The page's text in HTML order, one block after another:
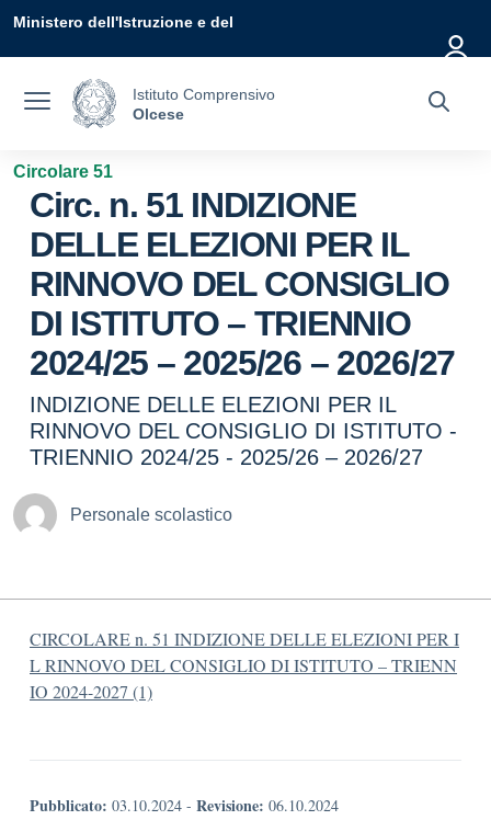
Ministero dell'Istruzione e del
Istituto Comprensivo
Olcese
Circolare 51
Circ. n. 51 INDIZIONE
DELLE ELEZIONI PER IL
RINNOVO DEL CONSIGLIO
DI ISTITUTO – TRIENNIO
2024/25 – 2025/26 – 2026/27
INDIZIONE DELLE ELEZIONI PER IL
RINNOVO DEL CONSIGLIO DI ISTITUTO -
TRIENNIO 2024/25 - 2025/26 – 2026/27
Personale scolastico
CIRCOLARE n. 51 INDIZIONE DELLE ELEZIONI PER I
L RINNOVO DEL CONSIGLIO DI ISTITUTO – TRIENN
IO 2024-2027 (1)
Pubblicato: 03.10.2024 - Revisione: 06.10.2024